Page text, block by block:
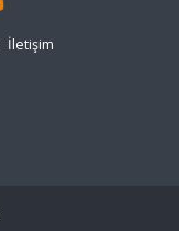
İletişim